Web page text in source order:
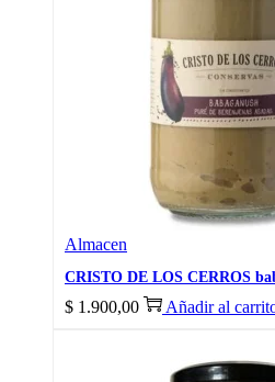
Almacen
CRISTO DE LOS CERROS
$ 1.900,00 Añadir al